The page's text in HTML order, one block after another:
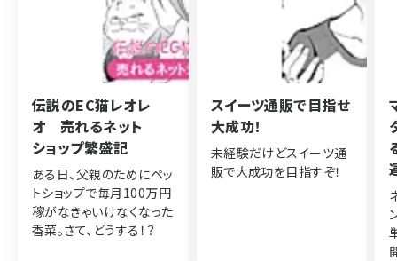
伝説のEC猫レオレ
オ 売れるネット
ショップ繁盛記
ある日、父親のためにペッ
トショップで毎月100万円
稼がなきゃいけなくなった
香菜。さて、どうする！？
スイーツ通販で目指せ
大成功！
未経験だけどスイーツ通
販で大成功を目指すぞ！